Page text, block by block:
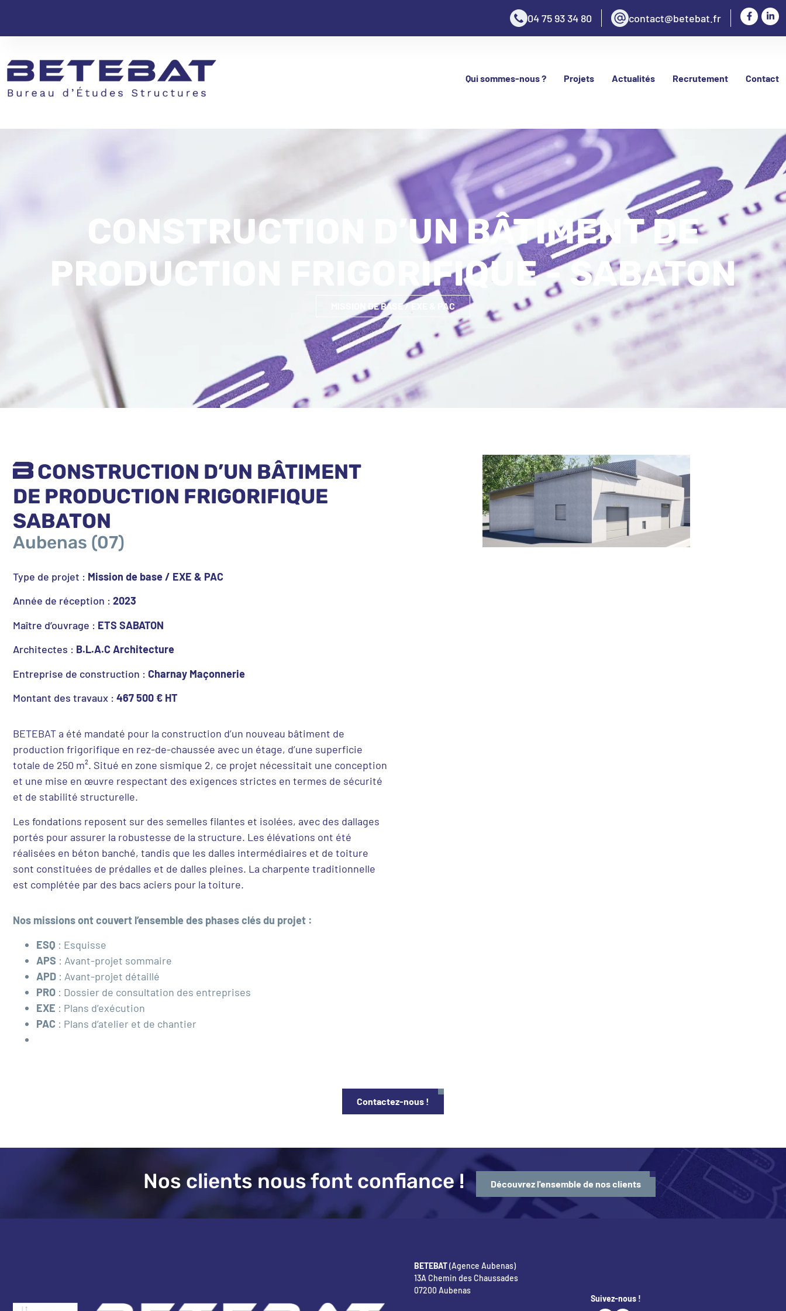
04 75 93 34 80 contact@betebat.fr
Qui sommes-nous ? Projets Actualités Recrutement Contact
CONSTRUCTION D’UN BÂTIMENT DE
PRODUCTION FRIGORIFIQUE - SABATON
MISSION DE BASE / EXE & PAC
CONSTRUCTION D’UN BÂTIMENT
DE PRODUCTION FRIGORIFIQUE
SABATON
Aubenas (07)
Type de projet : Mission de base / EXE & PAC
Année de réception : 2023
Maître d’ouvrage : ETS SABATON
Architectes : B.L.A.C Architecture
Entreprise de construction : Charnay Maçonnerie
Montant des travaux : 467 500 € HT
BETEBAT a été mandaté pour la construction d’un nouveau bâtiment de
production frigorifique en rez-de-chaussée avec un étage, d’une superficie
totale de 250 m². Situé en zone sismique 2, ce projet nécessitait une conception
et une mise en œuvre respectant des exigences strictes en termes de sécurité
et de stabilité structurelle.
Les fondations reposent sur des semelles filantes et isolées, avec des dallages
portés pour assurer la robustesse de la structure. Les élévations ont été
réalisées en béton banché, tandis que les dalles intermédiaires et de toiture
sont constituées de prédalles et de dalles pleines. La charpente traditionnelle
est complétée par des bacs aciers pour la toiture.
Nos missions ont couvert l’ensemble des phases clés du projet :
ESQ : Esquisse
APS : Avant-projet sommaire
APD : Avant-projet détaillé
PRO : Dossier de consultation des entreprises
EXE : Plans d’exécution
PAC : Plans d’atelier et de chantier
Contactez-nous !
Nos clients nous font confiance ! Découvrez l'ensemble de nos clients
BETEBAT(Agence Aubenas)
13A Chemin des Chaussades
07200 Aubenas
Suivez-nous !